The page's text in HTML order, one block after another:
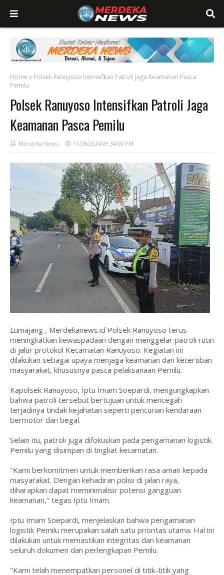
Home
Polsek Ranuyoso Intensifkan Patroli Jaga Keamanan Pasca
Pemilu
Polsek Ranuyoso Intensifkan Patroli Jaga
Keamanan Pasca Pemilu
Merdeka News 11/28/2024 09:34:00 PM
Lumajang , Merdekanews.id Polsek Ranuyoso terus
meningkatkan kewaspadaan dengan menggelar patroli rutin
di jalur protokol Kecamatan Ranuyoso. Kegiatan ini
dilakukan sebagai upaya menjaga keamanan dan ketertiban
masyarakat, khususnya pasca pelaksanaan Pemilu.
Kapolsek Ranuyoso, Iptu Imam Soepardi, mengungkapkan
bahwa patroli tersebut bertujuan untuk mencegah
terjadinya tindak kejahatan seperti pencurian kendaraan
bermotor dan begal.
Selain itu, patroli juga difokuskan pada pengamanan logistik
Pemilu yang disimpan di tingkat kecamatan.
"Kami berkomitmen untuk memberikan rasa aman kepada
masyarakat. Dengan kehadiran polisi di jalan raya,
diharapkan dapat meminimalisir potensi gangguan
keamanan," tegas Iptu Imam.
Iptu Imam Soepardi, menjelaskan bahwa pengamanan
logistik Pemilu merupakan salah satu prioritas utama. Hal ini
dilakukan untuk memastikan integritas dan keamanan
seluruh dokumen dan perlengkapan Pemilu.
"Kami telah menempatkan personel di titik-titik yang